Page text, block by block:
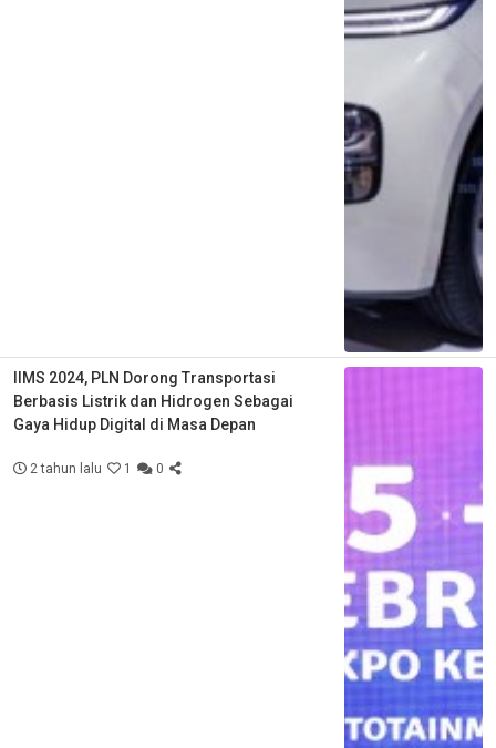
IIMS 2024, PLN Dorong Transportasi
Berbasis Listrik dan Hidrogen Sebagai
Gaya Hidup Digital di Masa Depan
2 tahun lalu 1 0